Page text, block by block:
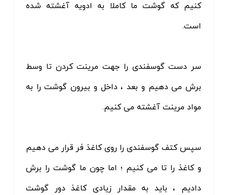
کنیم که گوشت ما کاملا به ادویه آغشته شده
است.
سر دست گوسفندی را جهت مرینت کردن تا وسط
برش می دهیم و بعد ، داخل و بیرون گوشت را به
مواد مرینت آغشته می کنیم.
سپس کتف گوسفندی را روی کاغذ فر قرار می دهیم
و کاغذ را تا می کنیم ؛ اما چون ما گوشت را برش
دادیم ، باید به مقدار زیادی کاغذ دور گوشت